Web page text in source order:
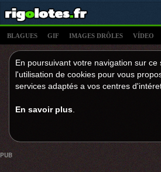
BLAGUES GIF IMAGES DRÔLES VÍDEO
En poursuivant votre navigation sur ce
l'utilisation de cookies pour vous
services adaptés a vos centres
En savoir plus
PUB